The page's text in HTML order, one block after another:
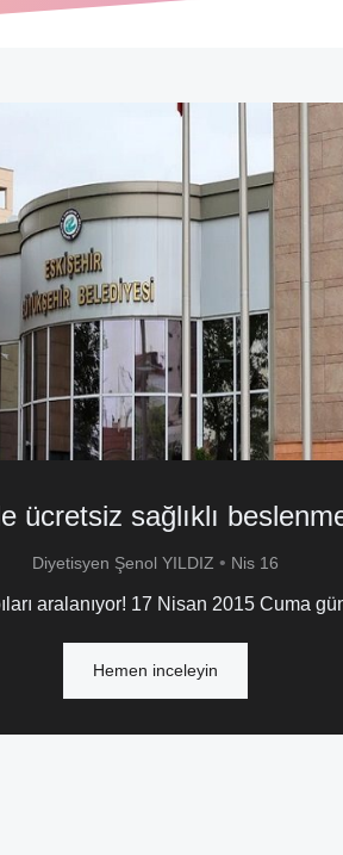
ücretsiz sağlıklı
Diyetisyen Şenol YILDIZ • Nis 16
aralanıyor! 17 Nisan 2015 Cuma
Hemen inceleyin